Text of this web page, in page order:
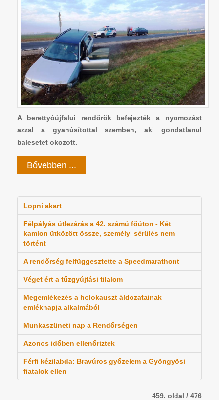
A berettyóújfalui rendőrök befejezték a nyomozást
azzal a gyanúsítottal szemben, aki gondatlanul
balesetet okozott.
Bővebben ...
Lopni akart
Félpályás útlezárás a 42. számú főúton - Két
kamion ütközött össze, személyi sérülés nem
történt
A rendőrség felfüggesztette a Speedmarathont
Véget ért a tűzgyújtási tilalom
Megemlékezés a holokauszt áldozatainak
emléknapja alkalmából
Munkaszüneti nap a Rendőrségen
Azonos időben ellenőriztek
Férfi kézilabda: Bravúros győzelem a Gyöngyösi
fiatalok ellen
459. oldal / 476